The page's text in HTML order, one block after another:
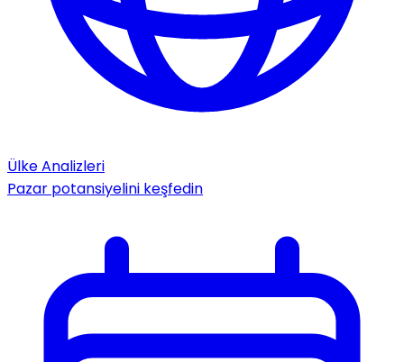
Ülke Analizleri
Pazar potansiyelini keşfedin